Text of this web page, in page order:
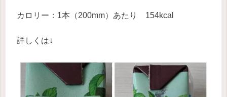
カロリー：1本（200mm）あたり 154kcal
詳しくは↓